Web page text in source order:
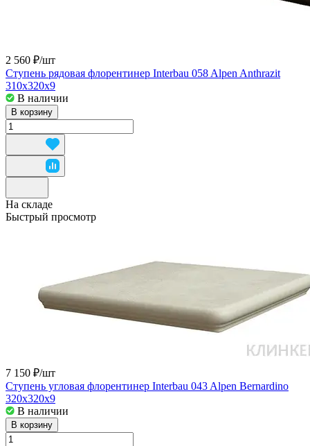
2 560 ₽/шт
Ступень рядовая флорентинер Interbau 058 Alpen Anthrazit
310x320x9
В наличии
В корзину
На складе
Быстрый просмотр
7 150 ₽/шт
Ступень угловая флорентинер Interbau 043 Alpen Bernardino
320x320x9
В наличии
В корзину